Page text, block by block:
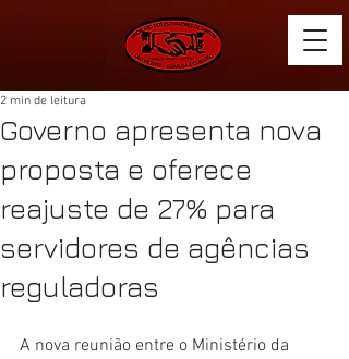
Governo apresenta nova
proposta e oferece
reajuste de 27% para
servidores de agências
reguladoras
2 min de leitura
A nova reunião entre o Ministério da